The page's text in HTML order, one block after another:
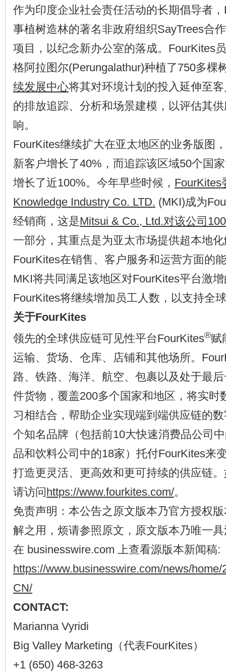
作为印度企业社会责任活动的长期倡导者
事植树造林的著名非政府组织SayTrees合
项目，以纪念新办公室的落成。FourKites
格阿拉图尔(Perungalathur)种植了750多棵
续发展中心将其对环境计划的投入延伸至
的排放追踪、分析和场景建模，以评估其
响。
FourKites继续扩大在亚太地区的业务版图
新客户增长了40%，而追踪该区域50个国
增长了近100%。今年早些时候， FourKites
Knowledge Industry Co. LTD. (MKI)成为
经销商，这是Mitsui & Co., Ltd.对该公司
一部分，其重点是为亚太市场提供超本地
FourKites在销售、客户服务和运营方面的
MKI将共同满足该地区对FourKites平台激
FourKites将继续增加员工人数，以支持全
关于FourKites
领先的全球供应链可见性平台FourKites®赋
运输、货场、仓库、店铺和其他场所。
路、铁路、海洋、航空、包裹以及处于最
件货物，覆盖200多个国家和地区，将实时
习相结合，帮助企业实现端到端供应链的
个知名品牌（包括前10大快速消费品公司
品和饮料公司中的18家）托付FourKites来
打造更灵活、更高效和更可持续的供应链
请访问https://www.fourkites.com/。
免责声明：本公告之原文版本乃官方授权
解之用，烦请参照原文，原文版本乃唯一
在 businesswire.com 上查看源版本新闻稿:
https://www.businesswire.com/news/
CN/
CONTACT:
Marianna Vyridi
Big Valley Marketing（代表FourKites）
+1 (650) 468-3263